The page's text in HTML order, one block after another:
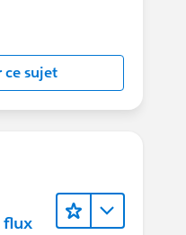
ce sujet
flux